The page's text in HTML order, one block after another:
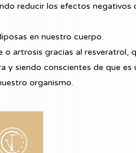
reducir los efectos negativos
en nuestro cuerpo.
artrosis gracias al resveratrol,
y siendo conscientes de que es
organismo.